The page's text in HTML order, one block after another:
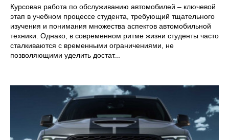
Курсовая работа по обслуживанию автомобилей – ключевой
этап в учебном процессе студента, требующий тщательного
изучения и понимания множества аспектов автомобильной
техники. Однако, в современном ритме жизни студенты часто
сталкиваются с временными ограничениями, не
позволяющими уделить достат...